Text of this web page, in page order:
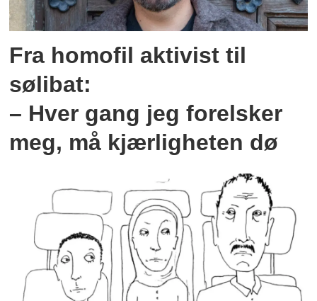
Fra homofil aktivist til
sølibat:
– Hver gang jeg forelsker
meg, må kjærligheten dø